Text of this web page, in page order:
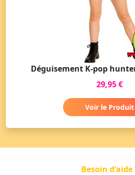
Déguisement K-pop
29,95 €
Voir le Produit
Besoin d'aide